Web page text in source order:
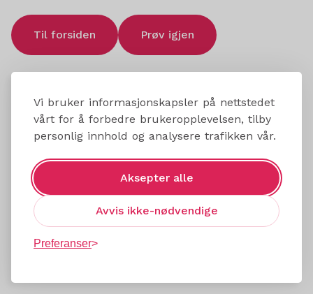
Vi bruker informasjonskapsler på nettstedet
vårt for å forbedre brukeropplevelsen, tilby
personlig innhold og analysere trafikken vår.
Aksepter alle
Avvis ikke-nødvendige
Preferanser
Til forsiden Prøv igjen